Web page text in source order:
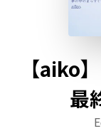
【aiko
最